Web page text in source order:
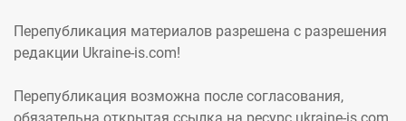
Перепубликация материалов разрешена с разрешения
редакции Ukraine-is.com!
Перепубликация возможна после согласования,